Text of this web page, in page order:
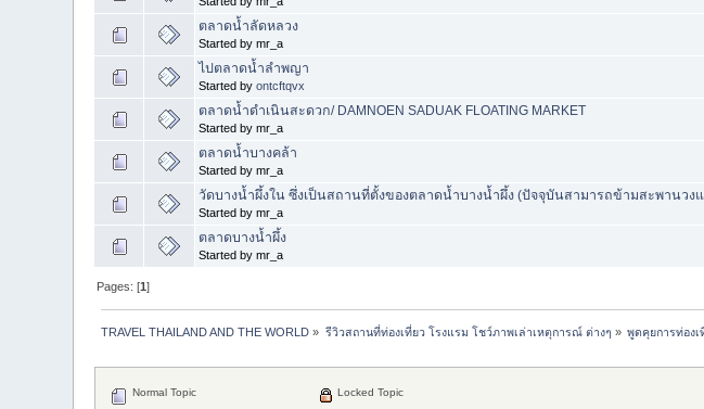
ตลาดน้ำลัดหลวง
Started by mr_a
ไปตลาดน้ำลำพญา
Started byontcftqvx
ตลาดน้ำดำเนินสะดวก/ DAMNOEN SADUAK FLOATING MARKET
Started by mr_a
ตลาดน้ำบางคล้า
Started by mr_a
วัดบางน้ำผึ้งใน ซึ่งเป็นสถานที่ตั้งของตลาดน้ำบางน้ำผึ้ง (ปัจจุบันสามารถข้ามสะพานวง
Started by mr_a
ตลาดบางน้ำผึ้ง
Started by mr_a
Pages: [1]
TRAVEL THAILAND AND THE WORLD » รีวิวสถานที่ท่องเที่ยว โรงแรม โชว์ภาพเล่าเหตุการณ์ ต่างๆ » พูดคุยการท่องเ
Normal Topic
Locked Topic